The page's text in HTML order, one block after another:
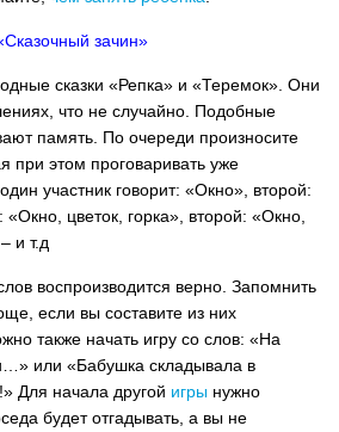
зачин»
сказки «Репка» и «Теремок». Они
что не случайно. Подобные
память. По очереди произносите
при этом проговаривать уже
участник говорит: «Окно», второй:
цветок, горка», второй: «Окно,
и т.д
воспроизводится верно. Запомнить
если вы составите из них
также начать игру со слов: «На
или «Бабушка складывала в
Для начала другой игрынужно
будет отгадывать, а вы не